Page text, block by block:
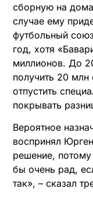
сборную на
случае ему
футбольный
год, хотя
миллионов. До
получить 20
отпустить
покрывать
Вероятное
воспринял
решение,
бы очень рад,
так», – сказал